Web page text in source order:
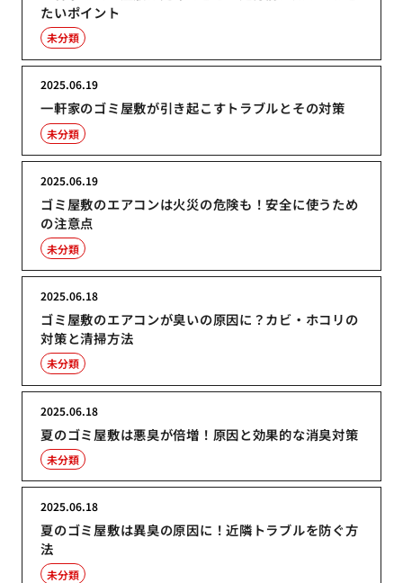
たいポイント
未分類
一軒家のゴミ屋敷が引き起こすトラブルとその対策
2025.06.19
未分類
ゴミ屋敷のエアコンは火災の危険も！安全に使うため
の注意点
2025.06.19
未分類
ゴミ屋敷のエアコンが臭いの原因に？カビ・ホコリの
対策と清掃方法
2025.06.18
未分類
夏のゴミ屋敷は悪臭が倍増！原因と効果的な消臭対策
2025.06.18
未分類
夏のゴミ屋敷は異臭の原因に！近隣トラブルを防ぐ方
法
2025.06.18
未分類